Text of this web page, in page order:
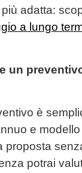
adatta:
a lungo
un
è
e
proposta
potrai